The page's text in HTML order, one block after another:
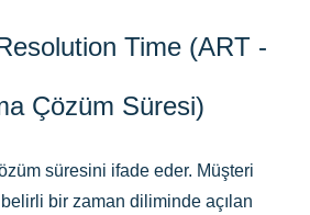
Time (ART -
Çözüm Süresi)
süresini ifade eder. Müşteri
bir zaman diliminde açılan